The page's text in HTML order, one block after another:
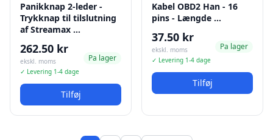
Panikknap 2-leder -
Trykknap til tilslutning
af Streamax …
262.50 kr
ekskl. moms
✓ Levering 1-4 dage
Pa lager
Tilføj
Kabel OBD2 Han - 16
pins - Længde …
37.50 kr
ekskl. moms
✓ Levering 1-4 dage
Pa lager
Tilføj